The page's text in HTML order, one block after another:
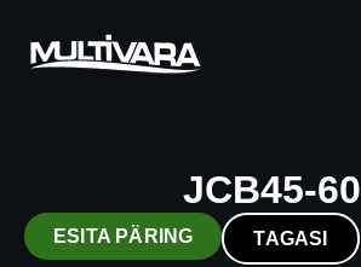
JCB45-60
ESITA PÄRING TAGASI